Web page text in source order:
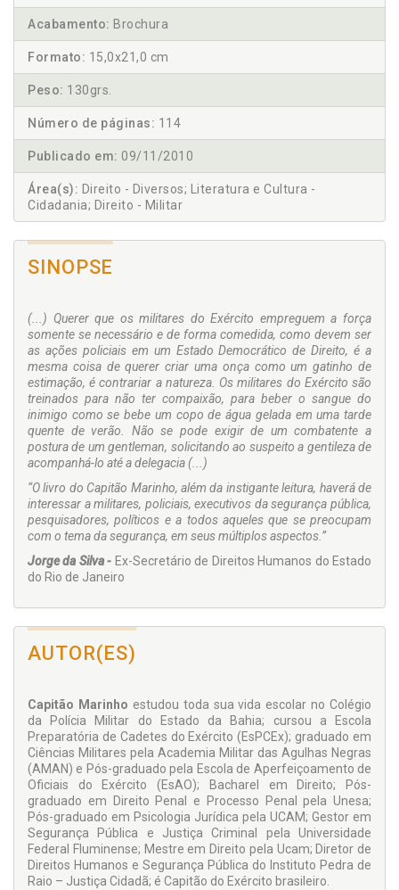
Acabamento: Brochura
Formato: 15,0x21,0 cm
Peso: 130grs.
Número de páginas: 114
Publicado em: 09/11/2010
Área(s): Direito - Diversos; Literatura e Cultura -
Cidadania; Direito - Militar
SINOPSE
(...) Querer que os militares do Exército empreguem a força
somente se necessário e de forma comedida, como devem ser
as ações policiais em um Estado Democrático de Direito, é a
mesma coisa de querer criar uma onça como um gatinho de
estimação, é contrariar a natureza. Os militares do Exército são
treinados para não ter compaixão, para beber o sangue do
inimigo como se bebe um copo de água gelada em uma tarde
quente de verão. Não se pode exigir de um combatente a
postura de um gentleman, solicitando ao suspeito a gentileza de
acompanhá-lo até a delegacia (...)
“O livro do Capitão Marinho, além da instigante leitura, haverá de
interessar a militares, policiais, executivos da segurança pública,
pesquisadores, políticos e a todos aqueles que se preocupam
com o tema da segurança, em seus múltiplos aspectos.”
Jorge da Silva - Ex-Secretário de Direitos Humanos do Estado
do Rio de Janeiro
AUTOR(ES)
Capitão Marinho estudou toda sua vida escolar no Colégio
da Polícia Militar do Estado da Bahia; cursou a Escola
Preparatória de Cadetes do Exército (EsPCEx); graduado em
Ciências Militares pela Academia Militar das Agulhas Negras
(AMAN) e Pós-graduado pela Escola de Aperfeiçoamento de
Oficiais do Exército (EsAO); Bacharel em Direito; Pós-
graduado em Direito Penal e Processo Penal pela Unesa;
Pós-graduado em Psicologia Jurídica pela UCAM; Gestor em
Segurança Pública e Justiça Criminal pela Universidade
Federal Fluminense; Mestre em Direito pela Ucam; Diretor de
Direitos Humanos e Segurança Pública do Instituto Pedra de
Raio – Justiça Cidadã; é Capitão do Exército brasileiro.